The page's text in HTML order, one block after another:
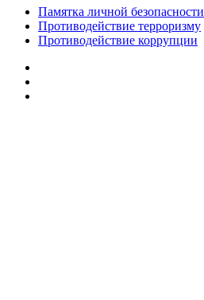
Памятка личной безопасности
Противодействие терроризму
Противодействие коррупции